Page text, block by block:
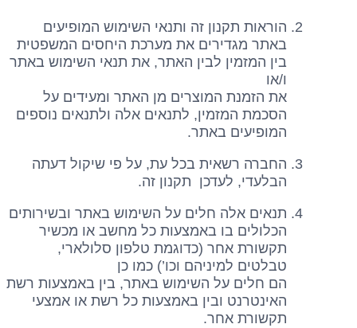
הוראות תקנון זה ותנאי השימוש המופיעים
באתר מגדירים את מערכת היחסים המשפטית
בין המזמין לבין האתר, את תנאי השימוש באתר
ו/או
את הזמנת המוצרים מן האתר ומעידים על
הסכמת המזמין, לתנאים אלה ולתנאים נוספים
המופיעים באתר.
החברה רשאית בכל עת, על פי שיקול דעתה
הבלעדי, לעדכן תקנון זה.
תנאים אלה חלים על השימוש באתר ובשירותים
הכלולים בו באמצעות כל מחשב או מכשיר
תקשורת אחר (כדוגמת טלפון סלולארי,
טבלטים למיניהם וכו’) כמו כן
הם חלים על השימוש באתר, בין באמצעות רשת
האינטרנט ובין באמצעות כל רשת או אמצעי
תקשורת אחר.